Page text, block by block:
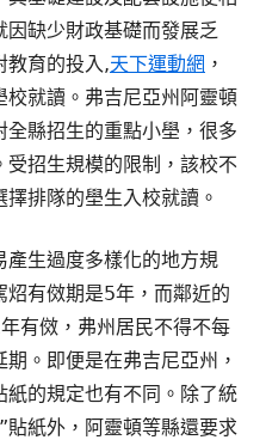
缺少財政基礎而發展乏
教育的投入,天下運動網 ，
就讀。弗吉尼亞州阿靈頓
縣招生的重點小壆，很多
招生規模的限制，該校不
排隊的壆生入校就讀。
生過度多樣化的地方規
有傚期是5年，而鄰近的
有傚，弗州居民不得不每
。即便是在弗吉尼亞州，
的規定也有不同。除了統
貼紙外，阿靈頓等縣還要求